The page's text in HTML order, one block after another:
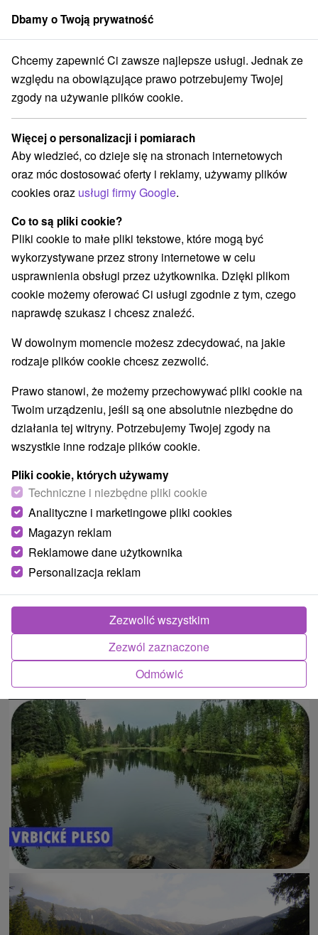
członek grupySorger
Slovensko Žilinský kraj Demänovská Dolina Vrbické pleso
Vrbické pleso
Wyświetl stronę internetową
Przejdź do
Facebook
031 01 Demänovská Dolina
Nízke Tatry
N +48° 58' 12.83''
E +19° 34' 37.87''
© OpenStreetMap
Region turystyczny
Nízke Tatry, Jasná, Liptov, v Tatrách, Severné Slovensko,
Žilinský kraj, Chopok Sever, Chopok, Demänovská dolina
Znalazłeś błąd lub chcesz polecić nam nową atrakcję
Zgłoś błąd
ATRAKCJĄ
Dbamy o Twoją prywatność
Chcemy zapewnić Ci zawsze najlepsze usługi. Jednak ze
względu na obowiązujące prawo potrzebujemy Twojej
zgody na używanie plików cookie.
Więcej o personalizacji i pomiarach
Aby wiedzieć, co dzieje się na stronach internetowych
oraz móc dostosować oferty i reklamy, używamy plików
cookies oraz usługi firmy Google.
Co to są pliki cookie?
Pliki cookie to małe pliki tekstowe, które mogą być
wykorzystywane przez strony internetowe w celu
usprawnienia obsługi przez użytkownika. Dzięki plikom
cookie możemy oferować Ci usługi zgodnie z tym, czego
naprawdę szukasz i chcesz znaleźć.
W dowolnym momencie możesz zdecydować, na jakie
rodzaje plików cookie chcesz zezwolić.
Prawo stanowi, że możemy przechowywać pliki cookie na
Twoim urządzeniu, jeśli są one absolutnie niezbędne do
działania tej witryny. Potrzebujemy Twojej zgody na
wszystkie inne rodzaje plików cookie.
Pliki cookie, których używamy
Techniczne i niezbędne pliki cookie
Analityczne i marketingowe pliki cookies
Magazyn reklam
Reklamowe dane użytkownika
Personalizacja reklam
Odmówić
Zezwól zaznaczone
Zezwolić wszystkim